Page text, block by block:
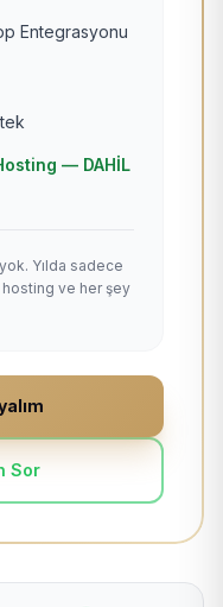
Entegrasyonu
— DAHİL
Yılda sadece
hosting ve her şey
Sor